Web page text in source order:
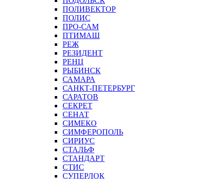
ПОЛИВЕКТОР
ПОЛИС
ПРО-САМ
ПТИМАШ
РЕЖ
РЕЗИДЕНТ
РЕНЦ
РЫБИНСК
САМАРА
САНКТ-ПЕТЕРБУРГ
САРАТОВ
СЕКРЕТ
СЕНАТ
СИМЕКО
СИМФЕРОПОЛЬ
СИРИУС
СТАЛЬФ
СТАНДАРТ
СТИС
СУПЕРЛОК